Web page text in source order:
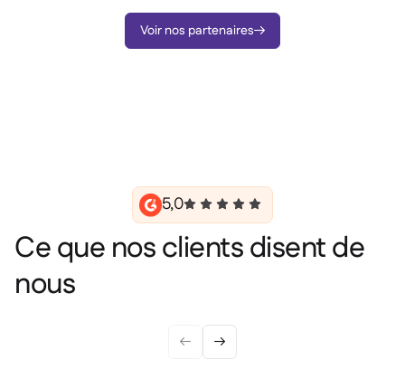
Voir nos partenaires
5,0
Ce que nos clients disent de
nous
 